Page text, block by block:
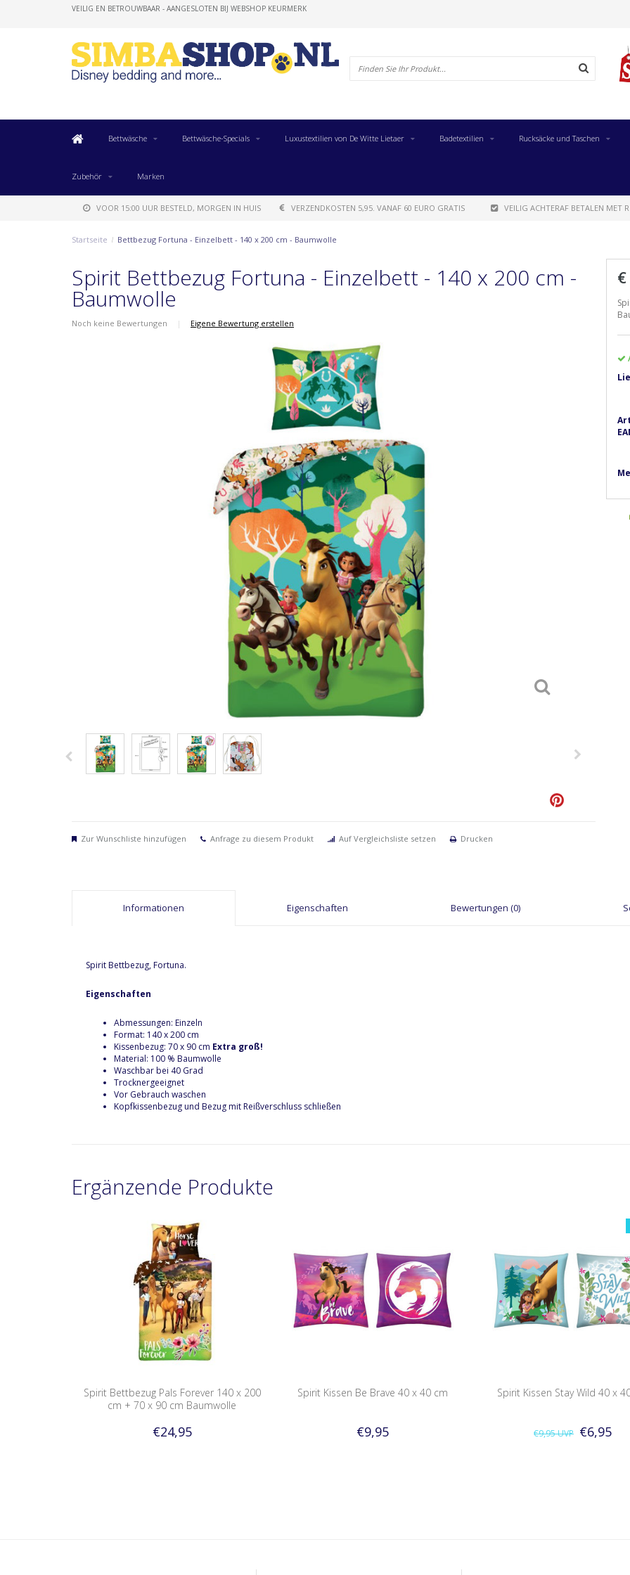
VEILIG EN BETROUWBAAR - AANGESLOTEN BIJ WEBSHOP KEURMERK
Bettwäsche Bettwäsche-Specials Luxustextilien von De Witte Lietaer Badetextilien Rucksäcke und Taschen
Zubehör Marken
VOOR 15:00 UUR BESTELD, MORGEN IN HUIS VERZENDKOSTEN 5,95. VANAF 60 EURO GRATIS VEILIG ACHTERAF BETALEN MET
Startseite / Bettbezug Fortuna - Einzelbett - 140 x 200 cm - Baumwolle
Spirit Bettbezug Fortuna - Einzelbett - 140 x 200 cm -
Baumwolle
Noch keine Bewertungen | Eigene Bewertung erstellen
Zur Wunschliste hinzufügen Anfrage zu diesem Produkt Auf Vergleichsliste setzen Drucken
Informationen Eigenschaften Bewertungen (0)
Spirit Bettbezug, Fortuna.
Eigenschaften
Abmessungen: Einzeln
Format: 140 x 200 cm
Kissenbezug: 70 x 90 cm Extra groß!
Material: 100 % Baumwolle
Waschbar bei 40 Grad
Trocknergeeignet
Vor Gebrauch waschen
Kopfkissenbezug und Bezug mit Reißverschluss schließen
Ergänzende Produkte
Spirit Bettbezug Pals Forever 140 x 200
cm + 70 x 90 cm Baumwolle
€24,95
Spirit Kissen Be Brave 40 x 40 cm
€9,95
Spirit Kissen Stay Wild 40 x
€9,95UVP €6,95